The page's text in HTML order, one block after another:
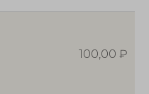
100,00 ₽